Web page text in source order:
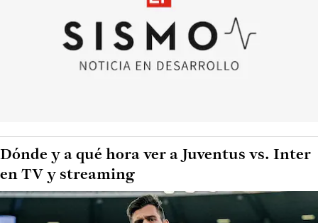
Dónde y a qué hora ver a Juventus vs. Inter
en TV y streaming